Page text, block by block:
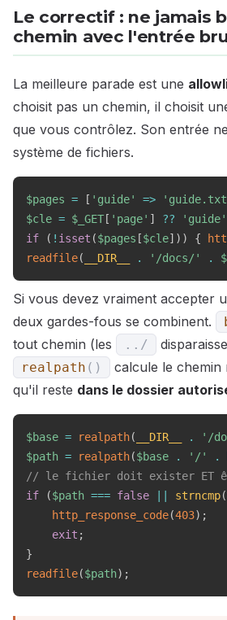
Le correctif : ne jamais
chemin avec l'entrée
La meilleure parade est une
choisit pas un chemin, il choisit
que vous contrôlez. Son entrée
système de fichiers.
$pages = [ 'guide' =>
$cle = $_GET [ 'page' ] ?? 'guide'
if
( ! isset ($pages [$cle] ) ) {
readfile( __DIR__ . '/docs/' .
Si vous devez vraiment accepter
deux gardes-fous se combinent.
tout chemin (les
. . /
realpath ( )
calcule le
qu'il reste dans le dossier
$base = realpath( __DIR__ . '/
$path = realpath($base . '/' .
// le fichier doit exister ET
if
($path === false strncmp(
http_response_code(403) ;
exit ;
}
readfile($path) ;